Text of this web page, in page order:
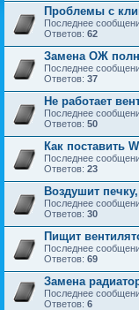
Проблемы с
Последнее
Ответов: 62
Замена ОЖ
Последнее
Ответов: 37
Не работает
Последнее
Ответов: 50
Как поставить
Последнее
Ответов: 23
Воздушит
Последнее
Ответов: 30
Пищит
Последнее
Ответов: 69
Замена
Последнее
Ответов: 6